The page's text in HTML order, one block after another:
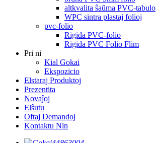
altkvalita ŝaŭma PVC-tabulo
WPC sintra plastaj folioj
pvc-folio
Rigida PVC-folio
Rigida PVC Folio Flim
Pri ni
Kial Gokai
Ekspozicio
Elstaraj Produktoj
Prezentita
Novaĵoj
Elŝutu
Oftaj Demandoj
Kontaktu Nin